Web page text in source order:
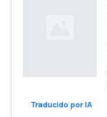
Loading...
Traducido por IA